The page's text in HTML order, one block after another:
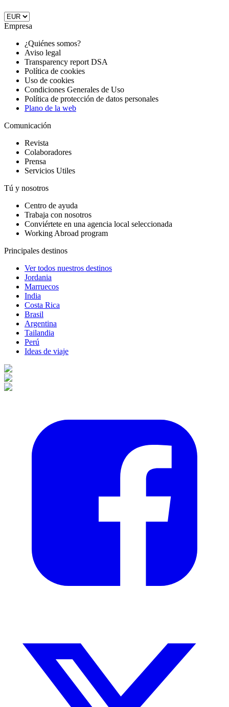
Empresa
¿Quiénes somos?
Aviso legal
Transparency report DSA
Política de cookies
Uso de cookies
Condiciones Generales de Uso
Política de protección de datos personales
Plano de la web
Comunicación
Revista
Colaboradores
Prensa
Servicios Utiles
Tú y nosotros
Centro de ayuda
Trabaja con nosotros
Conviértete en una agencia local seleccionada
Working Abroad program
Principales destinos
Ver todos nuestros destinos
Jordania
Marruecos
India
Costa Rica
Brasil
Argentina
Tailandia
Perú
Ideas de viaje